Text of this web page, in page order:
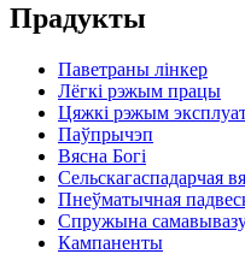
Прадукты
Паветраны лінкер
Лёгкі рэжым працы
Цяжкі рэжым
Паўпрычэп
Вясна Богі
Сельскагаспадарчая
Пнеўматычная
Спружына
Кампаненты